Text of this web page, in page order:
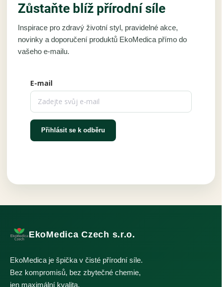
Zůstaňte blíž přírodní síle
Inspirace pro zdravý životní styl, pravidelné akce,
novinky a doporučení produktů EkoMedica přímo do
vašeho e-mailu.
E-mail
Přihlásit se k odběru
EkoMedica Czech s.r.o.
EkoMedica je špička v čisté přírodní síle.
Bez kompromisů, bez zbytečné chemie,
jen maximální kvalita.